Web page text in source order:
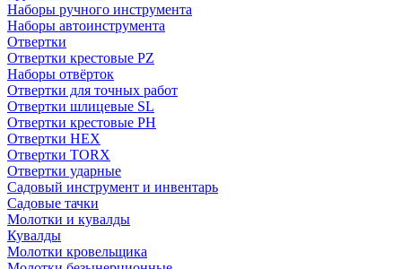
Наборы ручного инструмента
Наборы автоинструмента
Отвертки
Отвертки крестовые PZ
Наборы отвёрток
Отвертки для точных работ
Отвертки шлицевые SL
Отвертки крестовые PH
Отвертки HEX
Отвертки TORX
Отвертки ударные
Садовый инструмент и инвентарь
Садовые тачки
Молотки и кувалды
Кувалды
Молотки кровельщика